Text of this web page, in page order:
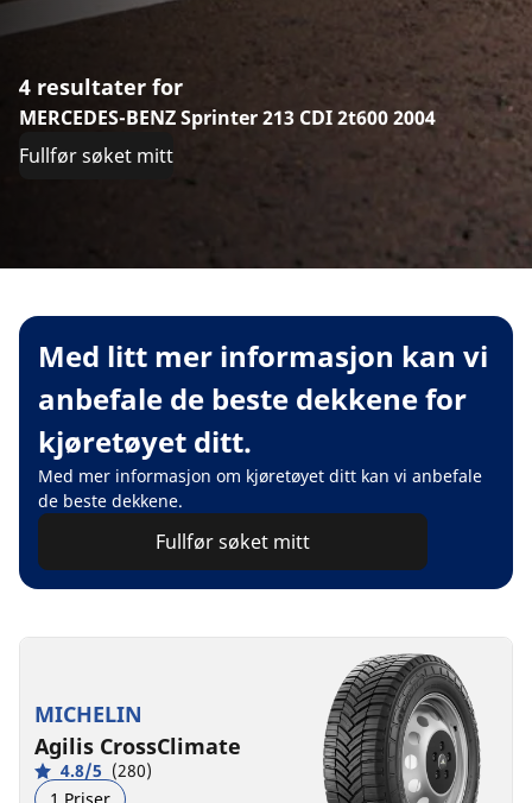
4 resultater for
MERCEDES-BENZ Sprinter 213 CDI 2t600 2004
Fullfør søket mitt
Med litt mer informasjon kan vi
anbefale de beste dekkene for
kjøretøyet ditt.
Med mer informasjon om kjøretøyet ditt kan vi anbefale
de beste dekkene.
Fullfør søket mitt
MICHELIN
Agilis CrossClimate
4.8/5 (280)